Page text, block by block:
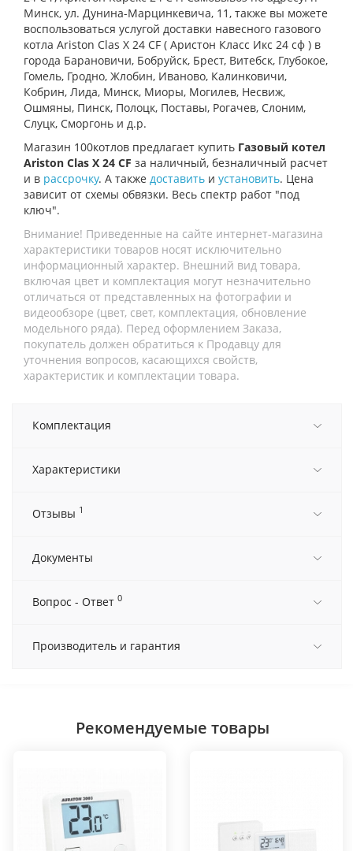
Минск, ул. Дунина-Марцинкевича, 11, также вы можете
воспользоваться услугой доставки навесного газового
котла Ariston Clas X 24 CF ( Аристон Класс Икс 24 сф ) в
города Барановичи, Бобруйск, Брест, Витебск, Глубокое,
Гомель, Гродно, Жлобин, Иваново, Калинковичи,
Кобрин, Лида, Минск, Миоры, Могилев, Несвиж,
Ошмяны, Пинск, Полоцк, Поставы, Рогачев, Слоним,
Слуцк, Сморгонь и д.р.
Магазин 100котлов предлагает купить Газовый котел
Ariston Clas X 24 CF за наличный, безналичный расчет
и в рассрочку. А также доставить и установить. Цена
зависит от схемы обвязки. Весь спектр работ "под
ключ".
Внимание! Приведенные на сайте интернет-магазина
характеристики товаров носят исключительно
информационный характер. Внешний вид товара,
включая цвет и комплектация могут незначительно
отличаться от представленных на фотографии и
видеообзоре (цвет, свет, комплектация, обновление
модельного ряда). Перед оформлением Заказа,
покупатель должен обратиться к Продавцу для
уточнения вопросов, касающихся свойств,
характеристик и комплектации товара.
Комплектация
Характеристики
Отзывы 1
Документы
Вопрос - Ответ 0
Производитель и гарантия
Рекомендуемые товары